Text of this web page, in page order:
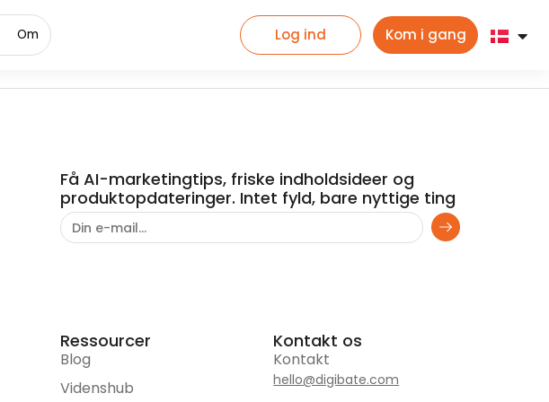
Om Log ind Kom i gang
Få AI-marketingtips, friske indholdsideer og
produktopdateringer. Intet fyld, bare nyttige ting
Ressourcer
Blog
Videnshub
Kontakt os
Kontakt
hello@digibate.com